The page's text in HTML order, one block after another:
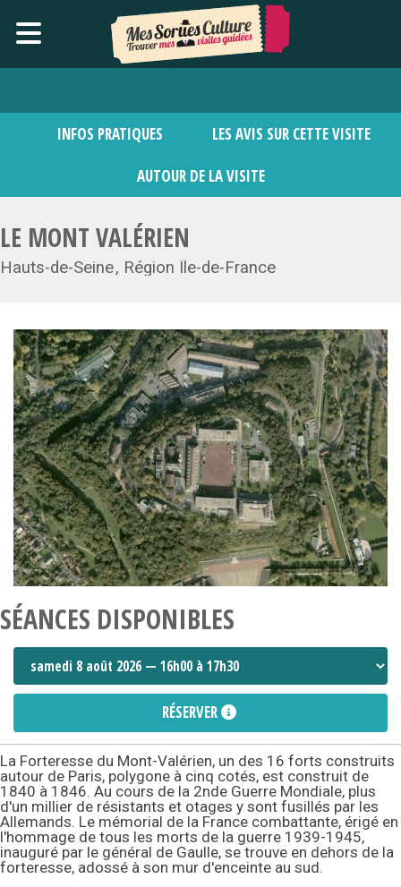
INFOS PRATIQUES LES AVIS SUR CETTE VISITE
AUTOUR DE LA VISITE
LE MONT VALÉRIEN
Hauts-de-Seine Région Île-de-France
SÉANCES DISPONIBLES
RÉSERVER
La Forteresse du Mont-Valérien, un des 16 forts construits
autour de Paris, polygone à cinq cotés, est construit de
1840 à 1846. Au cours de la 2nde Guerre Mondiale, plus
d'un millier de résistants et otages y sont fusillés par les
Allemands. Le mémorial de la France combattante, érigé en
l'hommage de tous les morts de la guerre 1939-1945,
inauguré par le général de Gaulle, se trouve en dehors de la
forteresse, adossé à son mur d'enceinte au sud.